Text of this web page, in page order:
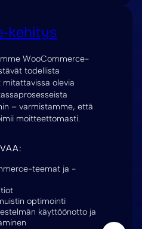
kehitys
WooCommerce-
todellista
olevia
– varmistamme, että
moitteettomasti.
teemat ja -
optimointi
käyttöönotto ja